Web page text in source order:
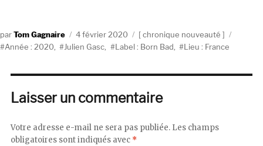
AuteurTom Gagnaire
Publié
le
4 février 2020 Catégories
chronique nouveauté
Année : 2020
Julien Gasc Label : Born Bad Lieu : France
Laisser un commentaire
Votre adresse e-mail ne sera pas publiée. Les champs
obligatoires sont indiqués avec *